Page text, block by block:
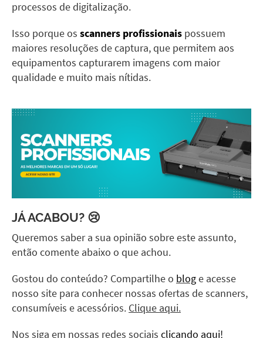
processos de digitalização.
Isso porque os scanners profissionais possuem
maiores resoluções de captura, que permitem aos
equipamentos capturarem imagens com maior
qualidade e muito mais nítidas.
JÁ ACABOU? 😢
Queremos saber a sua opinião sobre este assunto,
então comente abaixo o que achou.
Gostou do conteúdo? Compartilhe o bloge acesse
nosso site para conhecer nossas ofertas de scanners,
consumíveis e acessórios. Clique aqui.
Nos siga em nossas redes sociais clicando aqui!